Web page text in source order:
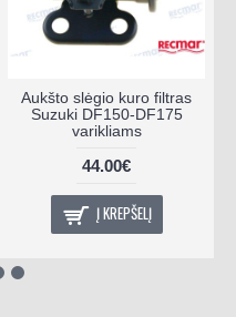
Aukšto slėgio kuro filtras
Suzuki DF150-DF175
varikliams
44.00€
Į KREPŠELĮ